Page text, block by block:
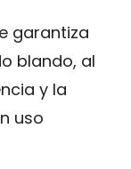
garantiza
blando, al
y la
uso